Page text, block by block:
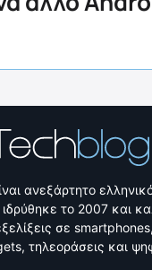
ανεξάρτητο
το 2007 και
σε
τηλεοράσεις και